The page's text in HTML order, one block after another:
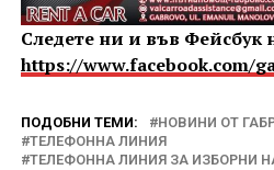
Следете ни и във Фейсбук
https://www.facebook.com/
ПОДОБНИ ТЕМИ:
НОВИНИ ОТ
ТЕЛЕФОННА ЛИНИЯ
ТЕЛЕФОННА ЛИНИЯ ЗА ИЗБОРНИ